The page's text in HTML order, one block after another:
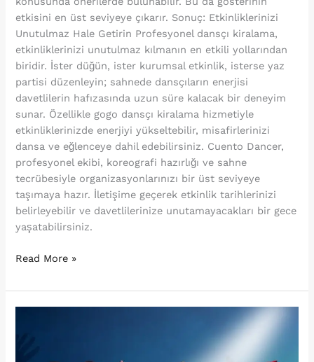
etkisini en üst seviyeye çıkarır. Sonuç: Etkinliklerinizi
Unutulmaz Hale Getirin Profesyonel dansçı kiralama,
etkinliklerinizi unutulmaz kılmanın en etkili yollarından
biridir. İster düğün, ister kurumsal etkinlik, isterse yaz
partisi düzenleyin; sahnede dansçıların enerjisi
davetlilerin hafızasında uzun süre kalacak bir deneyim
sunar. Özellikle gogo dansçı kiralama hizmetiyle
etkinliklerinizde enerjiyi yükseltebilir, misafirlerinizi
dansa ve eğlenceye dahil edebilirsiniz. Cuento Dancer,
profesyonel ekibi, koreografi hazırlığı ve sahne
tecrübesiyle organizasyonlarınızı bir üst seviyeye
taşımaya hazır. İletişime geçerek etkinlik tarihlerinizi
belirleyebilir ve davetlilerinize unutamayacakları bir gece
yaşatabilirsiniz.
Read More »